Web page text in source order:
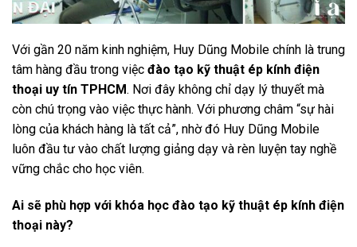
Với gần 20 năm kinh nghiệm, Huy Dũng Mobile chính là trung
tâm hàng đầu trong việc đào tạo kỹ thuật ép kính điện
thoại uy tín TPHCM. Nơi đây không chỉ dạy lý thuyết mà
còn chú trọng vào việc thực hành. Với phương châm “sự hài
lòng của khách hàng là tất cả”, nhờ đó Huy Dũng Mobile
luôn đầu tư vào chất lượng giảng dạy và rèn luyện tay nghề
vững chắc cho học viên.
Ai sẽ phù hợp với khóa học đào tạo kỹ thuật ép kính điện
thoại này?